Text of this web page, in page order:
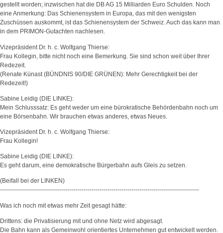
gestellt worden; inzwischen hat die DB AG 15 Milliarden Euro Schulden. Noch
eine Anmerkung: Das Schienensystem in Europa, das mit den wenigsten
Zuschüssen auskommt, ist das Schienensystem der Schweiz. Auch das kann man
in dem PRIMON-Gutachten nachlesen.
Vizepräsident Dr. h. c. Wolfgang Thierse:
Frau Kollegin, bitte nicht noch eine Bemerkung. Sie sind schon weit über Ihrer
Redezeit.
(Renate Künast (BÜNDNIS 90/DIE GRÜNEN): Mehr Gerechtigkeit bei der
Redezeit!)
Sabine Leidig (DIE LINKE):
Mein Schlusssatz: Es geht weder um eine bürokratische Behördenbahn noch um
eine Börsenbahn. Wir brauchen etwas anderes, etwas Neues.
Vizepräsident Dr. h. c. Wolfgang Thierse:
Frau Kollegin!
Sabine Leidig (DIE LINKE):
Es geht darum, eine demokratische Bürgerbahn aufs Gleis zu setzen.
(Beifall bei der LINKEN)
----------------------------------------------------------------------------------------------------
Was ich noch mit etwas mehr Zeit gesagt hätte:
Drittens: die Privatisierung mit und ohne Netz wird abgesagt.
Die Bahn kann als Gemeinwohl orientiertes Unternehmen gut entwickelt werden.